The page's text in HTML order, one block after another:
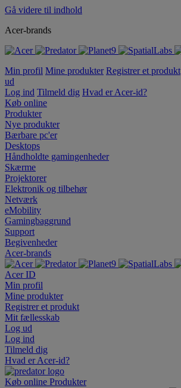
Gå videre til indhold
Acer-brands
Min profil Mine produkter Registrer et produkt
ud
Log ind Tilmeld dig Hvad er Acer-id?
Køb online
Produkter
Nye produkter
Bærbare pc'er
Desktops
Håndholdte gamingenheder
Skærme
Projektorer
Elektronik og tilbehør
Netværk
eMobility
Gamingbaggrund
Support
Begivenheder
Acer-brands
Acer ID
Min profil
Mine produkter
Registrer et produkt
Mit fællesskab
Log ud
Log ind
Tilmeld dig
Hvad er Acer-id?
Køb online Produkter